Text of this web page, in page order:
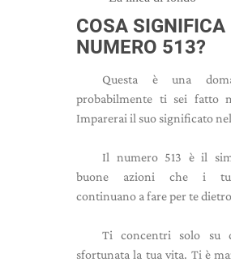
COSA SIGNIFICA
NUMERO 513?
Questa è una
probabilmente ti sei fatto
Imparerai il suo significato
Il numero 513 è il
buone azioni che i
continuano a fare per te
Ti concentri solo su
sfortunata la tua vita. Ti è